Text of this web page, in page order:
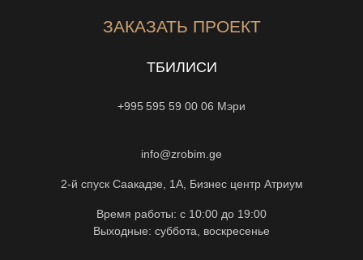
ЗАКАЗАТЬ ПРОЕКТ
ТБИЛИСИ
+995 595 59 00 06 Мэри
info@zrobim.ge
2-й спуск Саакадзе, 1А, Бизнес центр Атриум
Время работы: с 10:00 до 19:00
Выходные: суббота, воскресенье